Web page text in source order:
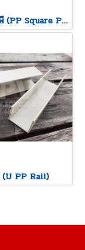
ท่อสี่เหลี่ยมพีพี (PP Square Pipe)
(U PP Rail)